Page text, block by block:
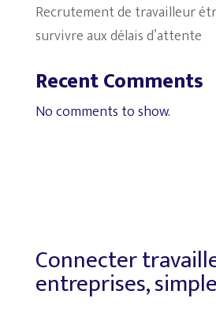
Recrutement de travailleur
survivre aux délais d’attente
Recent Comments
No comments to show.
Connecter
entreprises,